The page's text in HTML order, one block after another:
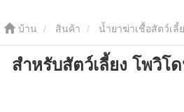
บ้าน สินค้า น้ำยาฆ่าเชื้อสัตว์เลี้
เลี้ยง สำหรับสัตว์เลี้ยง โพวิโดน โลดีน
สำหรับสัตว์เลี้ยง โพวิโ